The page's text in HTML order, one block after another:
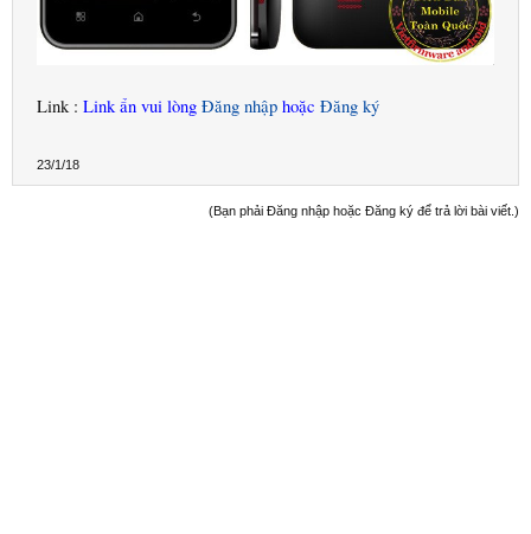
Link : Link ẩn vui lòng Đăng nhập hoặc Đăng ký
23/1/18
(Bạn phải Đăng nhập hoặc Đăng ký để trả lời bài viết.)